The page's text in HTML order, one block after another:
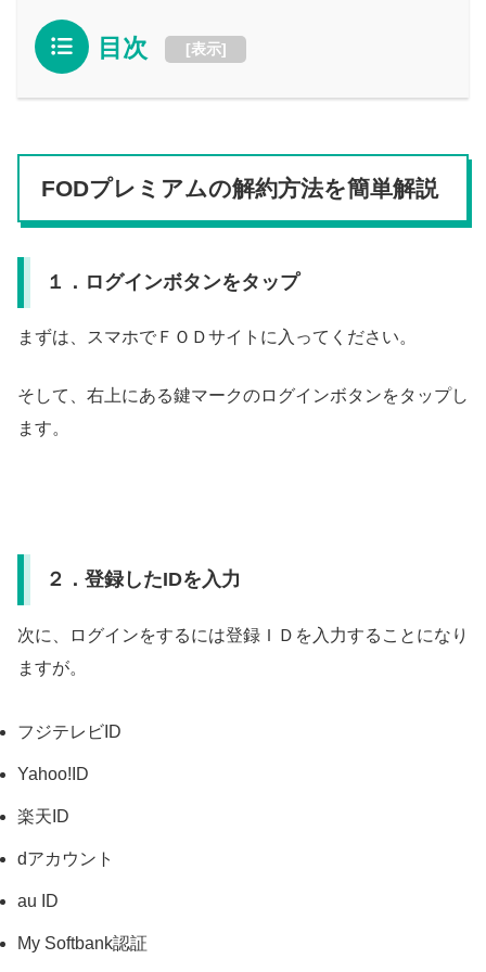
目次 [表示]
FODプレミアムの解約方法を簡単解説
１．ログインボタンをタップ
まずは、スマホでＦＯＤサイトに入ってください。
そして、右上にある鍵マークのログインボタンをタップし
ます。
２．登録したIDを入力
次に、ログインをするには登録ＩＤを入力することになり
ますが。
フジテレビID
Yahoo!ID
楽天ID
dアカウント
au ID
My Softbank認証